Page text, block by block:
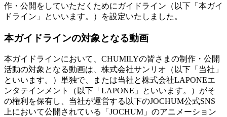
作・公開をしていただくためにガイドライン（以下「本ガイ
ドライン」といいます。）を設定いたしました。
本ガイドラインの対象となる動画
本ガイドラインにおいて、CHUMILYの皆さまの制作・公開
活動の対象となる動画は、株式会社サンリオ（以下「当社」
といいます。）単独で、または当社と株式会社LAPONEエ
ンタテインメント（以下「LAPONE」といいます。）がそ
の権利を保有し、当社が運営する以下のJOCHUM公式SNS
上において公開されている「JOCHUM」のアニメーション